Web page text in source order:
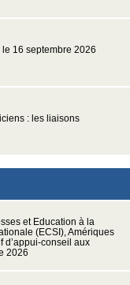
le 16 septembre 2026
: les liaisons
et Education à la
(ECSI), Amériques
d’appui-conseil aux
2026